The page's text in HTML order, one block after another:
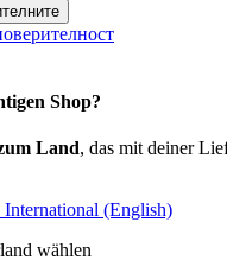
Shop?
Land, das mit deiner
International (English)
wählen